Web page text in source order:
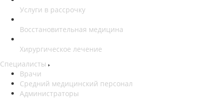
Услуги в рассрочку
Восстановительная медицина
Хирургическое лечение
Специалисты
Врачи
Средний медицинский персонал
Администраторы